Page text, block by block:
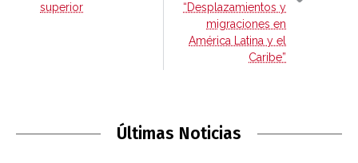
superior
“Desplazamientos y
migraciones en
América Latina y el
Caribe”
Últimas Noticias